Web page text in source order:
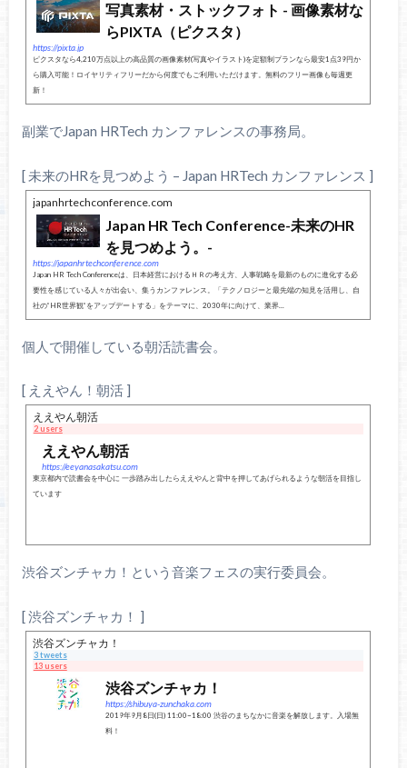
写真素材・ストックフォト - 画像素材な
らPIXTA（ピクスタ）
https://pixta.jp
ピクスタなら4,210万点以上の高品質の画像素材(写真やイラスト)を定額制プランなら最安1点39円か
ら購入可能！ロイヤリティフリーだから何度でもご利用いただけます。無料のフリー画像も毎週更
新！
副業でJapan HRTech カンファレンスの事務局。
[ 未来のHRを見つめよう – Japan HRTech カンファレンス ]
japanhrtechconference.com
Japan HR Tech Conference-未来のHR
を見つめよう。-
https://japanhrtechconference.com
Japan HR Tech Conferenceは、日本経営におけるＨＲの考え方、人事戦略を最新のものに進化する必
要性を感じている人々が出会い、集うカンファレンス。「テクノロジーと最先端の知見を活用し、自
社の”HR世界観”をアップデートする」をテーマに、2030年に向けて、業界...
個人で開催している朝活読書会。
[ ええやん！朝活 ]
ええやん朝活
2 users
ええやん朝活
https://eeyanasakatsu.com
東京都内で読書会を中心に 一歩踏み出したらええやんと背中を押してあげられるような朝活を目指し
ています
渋谷ズンチャカ！という音楽フェスの実行委員会。
[ 渋谷ズンチャカ！ ]
渋谷ズンチャカ！
3 tweets
13 users
渋谷ズンチャカ！
https://shibuya-zunchaka.com
2019年9月8日(日) 11:00−18:00 渋谷のまちなかに音楽を解放します。入場無
料！